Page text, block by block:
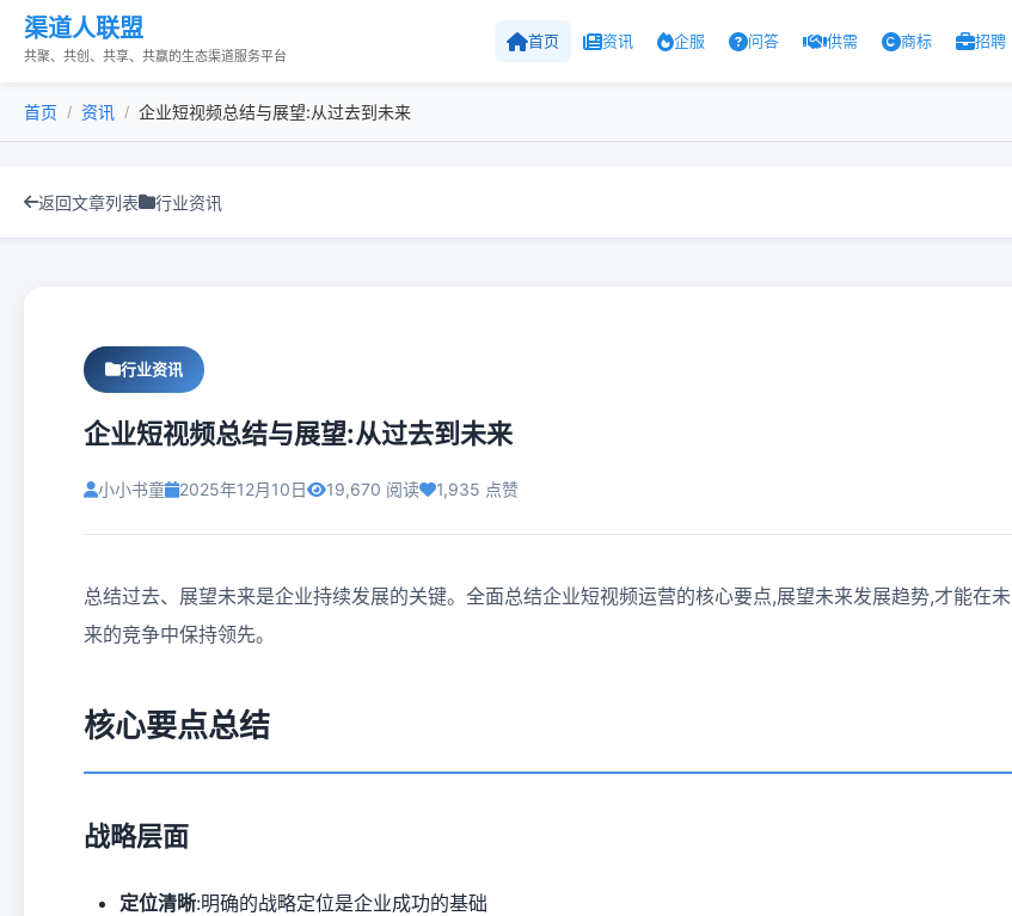
渠道人联盟
共聚、共创、共享、共赢的生态渠道服务平台
首页 资讯 企服 问答 供需 商标 招聘
首页 / 资讯 / 企业短视频总结与展望:从过去到未来
返回文章列表 行业资讯
行业资讯
企业短视频总结与展望:从过去到未来
小小书童 2025年12月10日 19,670 阅读 1,935 点赞
总结过去、展望未来是企业持续发展的关键。全面总结企业短视频运营的核心要点,展望未来发展趋势,才能在未
来的竞争中保持领先。
核心要点总结
战略层面
定位清晰:明确的战略定位是企业成功的基础